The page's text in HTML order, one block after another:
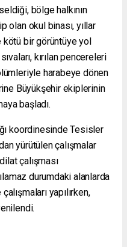
bölge halkının
olan okul binası, yıllar
kötü bir görüntüye yol
kırılan pencereleri
harabeye dönen
Büyükşehir ekiplerinin
başladı.
koordinesinde Tesisler
yürütülen çalışmalar
çalışması
durumdaki alanlarda
yapılırken,